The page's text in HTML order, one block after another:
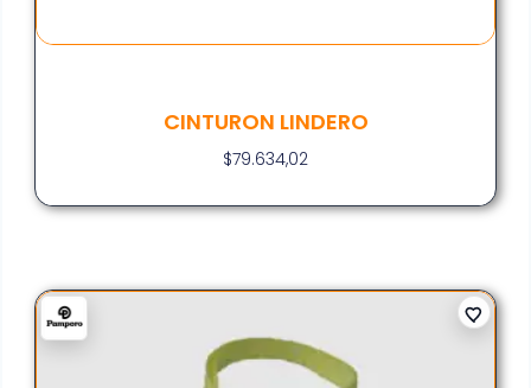
CINTURON LINDERO
$79.634,02